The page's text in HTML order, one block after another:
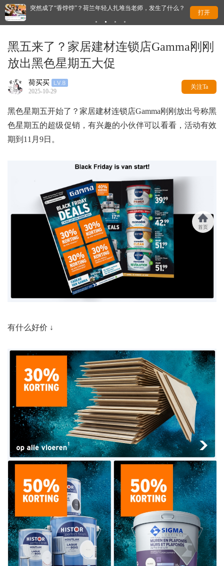
突然成了“香饽饽”？荷兰年轻人扎堆当老师，发生了什么？ 荷
打开
黑五来了？家居建材连锁店Gamma刚刚
放出黑色星期五大促
荷买买
2025-10-29
关注Ta
黑色星期五开始了？家居建材连锁店Gamma刚刚放出号称黑
色星期五的超级促销，有兴趣的小伙伴可以看看，活动有效
期到11月9日。
有什么好价 ↓
首页